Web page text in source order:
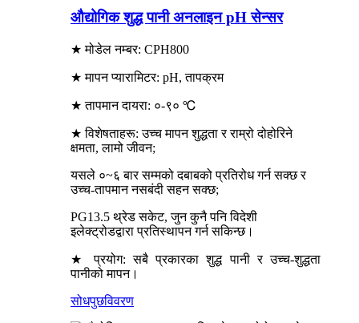
औद्योगिक शुद्ध पानी अनलाइन pH सेन्सर
★ मोडेल नम्बर: CPH800
★ मापन प्यारामिटर: pH, तापक्रम
★ तापमान दायरा: ०-९० ℃
★ विशेषताहरू: उच्च मापन शुद्धता र राम्रो दोहोरिने
क्षमता, लामो जीवन;
यसले ०~६ बार सम्मको दबाबको प्रतिरोध गर्न सक्छ र
उच्च-तापमान नसबंदी सहन सक्छ;
PG13.5 थ्रेड सकेट, जुन कुनै पनि विदेशी
इलेक्ट्रोडद्वारा प्रतिस्थापन गर्न सकिन्छ।
★ प्रयोग: सबै प्रकारका शुद्ध पानी र उच्च-शुद्धता
पानीको मापन।
सोधपुछविवरण